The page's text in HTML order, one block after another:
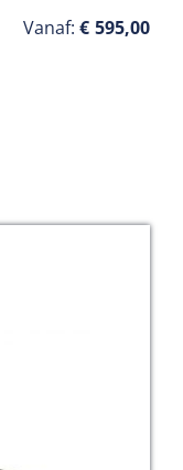
Vanaf:€ 595,00